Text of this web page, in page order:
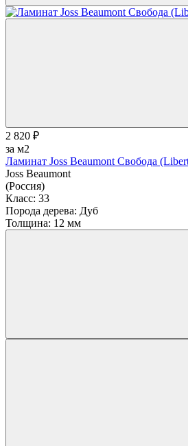
2 820 ₽
за м2
Ламинат Joss Beaumont Свобода
Joss Beaumont
(Россия)
Класс: 33
Порода дерева: Дуб
Толщина: 12 мм